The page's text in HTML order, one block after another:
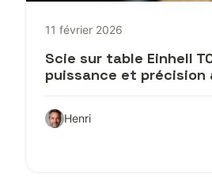
11 février 2026
Scie sur table Einhell
puissance et précision
Henri